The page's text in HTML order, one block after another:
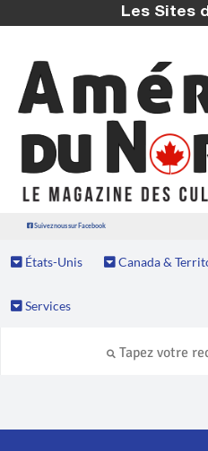
Les Sites
Suivez nous sur Facebook
États-Unis Canada &
Services